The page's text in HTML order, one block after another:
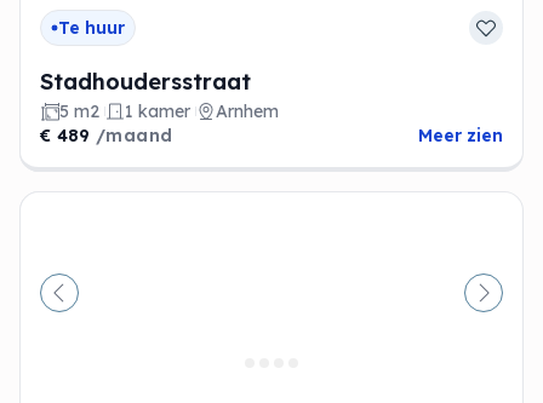
Te huur
Stadhoudersstraat
5 m2 1 kamer
Arnhem
€ 489 /maand Meer zien
Vorige